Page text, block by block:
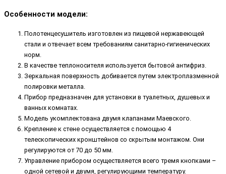
Особенности модели:
Полотенцесушитель изготовлен из пищевой нержавеющей
стали и отвечает всем требованиям санитарно-гигиенических
норм.
В качестве теплоносителя используется бытовой антифриз.
Зеркальная поверхность добивается путем электроплазменной
полировки металла.
Прибор предназначен для установки в туалетных, душевых и
ванных комнатах.
Модель укомплектована двумя клапанами Маевского.
Крепление к стене осуществляется с помощью 4
телескопических кронштейнов со скрытым монтажом. Они
регулируются от 70 до 50 мм.
Управление прибором осуществляется всего тремя кнопками –
одной сетевой и двумя, регулирующими температуру.